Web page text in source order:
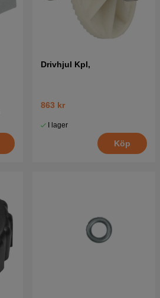
Drivhjul Kpl,
863 kr
I lager
Köp